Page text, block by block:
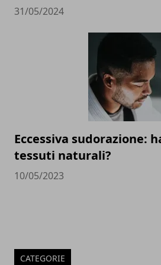
31/05/2024
Eccessiva sudorazione:
tessuti naturali?
10/05/2023
CATEGORIE